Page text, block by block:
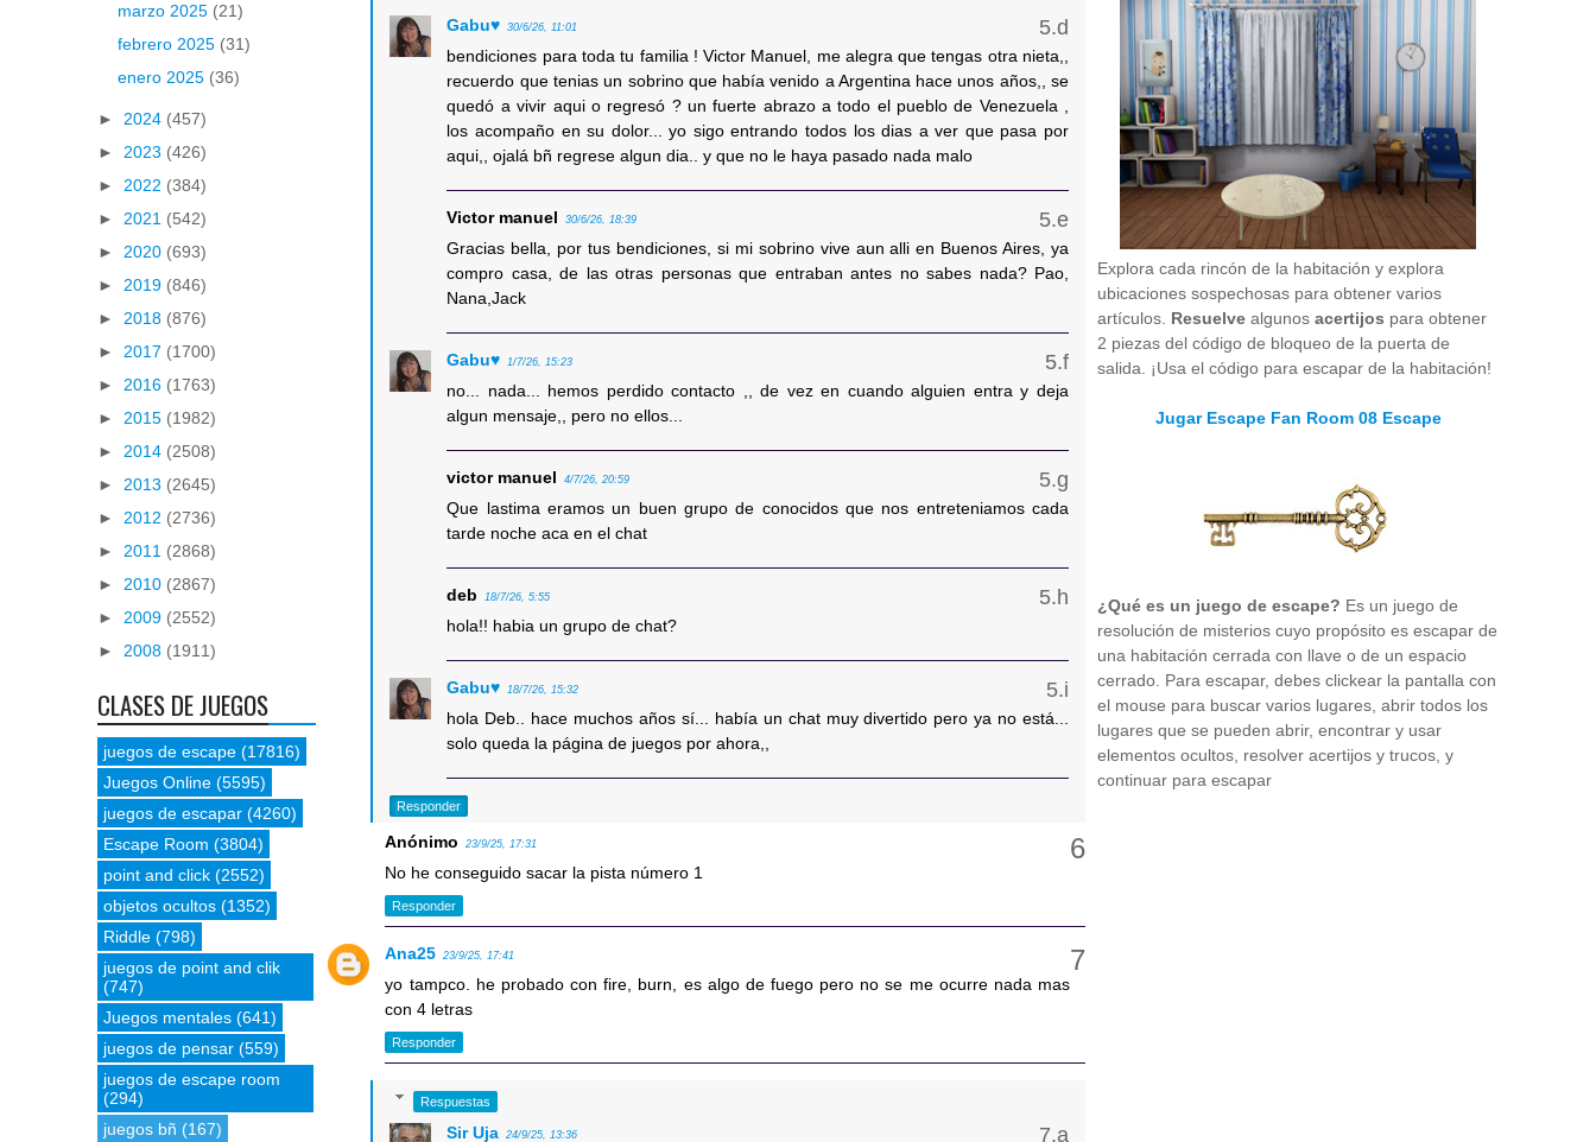
Gabu♥ 30/6/26, 11:01
bendiciones para toda tu familia ! Victor Manuel, me alegra que tengas otra nieta,,
recuerdo que tenias un sobrino que había venido a Argentina hace unos años,, se
quedó a vivir aqui o regresó ? un fuerte abrazo a todo el pueblo de Venezuela ,
los acompaño en su dolor... yo sigo entrando todos los dias a ver que pasa por
aqui,, ojalá bñ regrese algun dia.. y que no le haya pasado nada malo
Victor manuel 30/6/26, 18:39
Gracias bella, por tus bendiciones, si mi sobrino vive aun alli en Buenos Aires, ya
compro casa, de las otras personas que entraban antes no sabes nada? Pao,
Nana,Jack
Gabu♥ 1/7/26, 15:23
no... nada... hemos perdido contacto ,, de vez en cuando alguien entra y deja
algun mensaje,, pero no ellos...
victor manuel 4/7/26, 20:59
Que lastima eramos un buen grupo de conocidos que nos entreteniamos cada
tarde noche aca en el chat
deb 18/7/26, 5:55
hola!! habia un grupo de chat?
Gabu♥ 18/7/26, 15:32
hola Deb.. hace muchos años sí... había un chat muy divertido pero ya no está...
solo queda la página de juegos por ahora,,
Responder
Anónimo 23/9/25, 17:31
No he conseguido sacar la pista número 1
Responder
Ana25 23/9/25, 17:41
yo tampco. he probado con fire, burn, es algo de fuego pero no se me ocurre nada mas
con 4 letras
Responder
Respuestas
Sir Uja 24/9/25, 13:36
marzo 2025 (21)
febrero 2025 (31)
enero 2025 (36)
► 2024 (457)
► 2023 (426)
► 2022 (384)
► 2021 (542)
► 2020 (693)
► 2019 (846)
► 2018 (876)
► 2017 (1700)
► 2016 (1763)
► 2015 (1982)
► 2014 (2508)
► 2013 (2645)
► 2012 (2736)
► 2011 (2868)
► 2010 (2867)
► 2009 (2552)
► 2008 (1911)
CLASES DE JUEGOS
juegos de escape (17816)
Juegos Online (5595)
juegos de escapar (4260)
Escape Room (3804)
point and click (2552)
objetos ocultos (1352)
Riddle (798)
juegos de point and clik
(747)
Juegos mentales (641)
juegos de pensar (559)
juegos de escape room
(294)
juegos bñ (167)
Explora cada rincón de la habitación y explora
ubicaciones sospechosas para obtener varios
artículos. Resuelve algunos acertijos para obtener
2 piezas del código de bloqueo de la puerta de
salida. ¡Usa el código para escapar de la habitación!
Jugar Escape Fan Room 08 Escape
¿Qué es un juego de escape? Es un juego de
resolución de misterios cuyo propósito es escapar de
una habitación cerrada con llave o de un espacio
cerrado. Para escapar, debes clickear la pantalla con
el mouse para buscar varios lugares, abrir todos los
lugares que se pueden abrir, encontrar y usar
elementos ocultos, resolver acertijos y trucos, y
continuar para escapar